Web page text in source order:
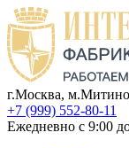
г.Москва,
+7 (999) 552-80-11
Ежедневно с 9:00